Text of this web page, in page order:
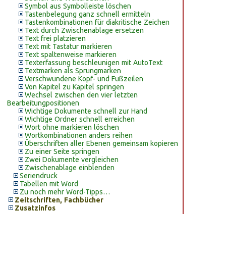
Symbol aus Symbolleiste löschen
Tastenbelegung ganz schnell ermitteln
Tastenkombinationen für diakritische Zeichen
Text durch Zwischenablage ersetzen
Text frei platzieren
Text mit Tastatur markieren
Text spaltenweise markieren
Texterfassung beschleunigen mit AutoText
Textmarken als Sprungmarken
Verschwundene Kopf- und Fußzeilen
Von Kapitel zu Kapitel springen
Wechsel zwischen den vier letzten
Bearbeitungpositionen
Wichtige Dokumente schnell zur Hand
Wichtige Ordner schnell erreichen
Wort ohne markieren löschen
Wortkombinationen anders reihen
Überschriften aller Ebenen gemeinsam kopieren
Zu einer Seite springen
Zwei Dokumente vergleichen
Zwischenablage einblenden
Seriendruck
Tabellen mit Word
Zu noch mehr Word-Tipps…
Zeitschriften, Fachbücher
Zusatzinfos